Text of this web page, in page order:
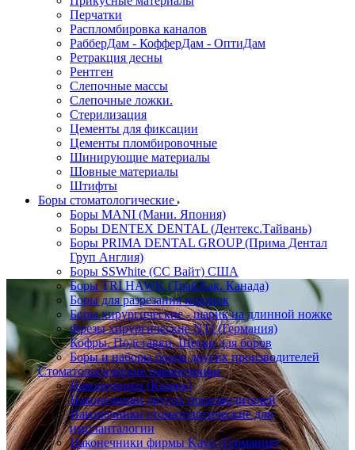
Перчатки
Распломбировка каналов
РабберДам - КофферДам - ОптиДам
Ретракция десны
Рентген
Слепочные массы
Слепочные ложки.
Стерилизация
Цементы для фиксации
Цементы пломбировочные
Шинирующие материалы
Шовные материалы
Штифты
Боры стоматологические
Боры MANI (Мани. Япония)
Боры DENTEX DENTAL (Дентекс.Тайвань)
Боры PRIMA DENTAL GROUP (Прима Дентал
Груп Англия)
Боры SSWhite (СС Вайт) США
Боры TRI HAWK (ТрайХак. Канада)
Боры для разрезания коронок
Боры хирургические - шарик на длинной ножке
Фрезы хирургические NTI (Германия)
Кофры. Подставки. Щетки для боров
Боры и наборы боров других производителей
Стоматологические наконечники
Наконечники (Казань)
Наконечники других производителей
Наконечники стоматологические для
импланталогии
Наконечники фирмы Kavo (Германия)